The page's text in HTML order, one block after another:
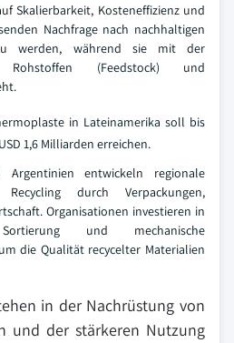
Skalierbarkeit, Kosteneffizienz und
Nachfrage nach nachhaltigen
werden, während sie mit der
(Feedstock) und
in Lateinamerika soll bis
1,6 Milliarden erreichen.
Argentinien entwickeln regionale
durch Verpackungen,
Organisationen investieren in
und mechanische
die Qualität recycelter Materialien
in der Nachrüstung von
und der stärkeren Nutzung